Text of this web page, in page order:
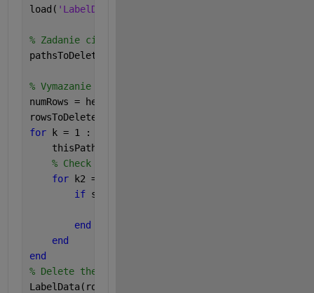
load( 'LabelData.mat'
% Zadanie ciest k obrazkom, ktoré chceš vymazať
pathsToDelete = {
% Vymazanie riadkov s danými cestami
numRows = height(LabelData)
rowsToDelete = false(numRows, 1);
for
k = 1 : length(pathsToDelete)
    thisPath = pathsToDelete{k};
% Check every row in the table for this path.
for
k2 = 1 : numRows
if strcmpi(LabelData.imageFilename{k2},
end
end
end
% Delete the rows we need to
LabelData(rowsToDelete, :) = [];